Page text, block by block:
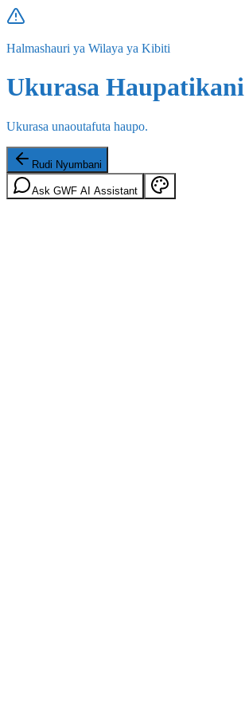
Halmashauri ya Wilaya ya Kibiti
Ukurasa Haupatikani
Ukurasa unaoutafuta haupo.
Rudi Nyumbani
Ask GWF AI Assistant